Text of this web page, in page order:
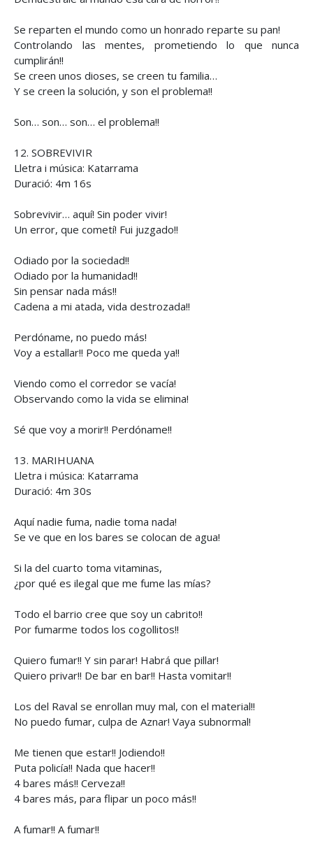
Se reparten el mundo como un honrado reparte su pan!
Controlando las mentes, prometiendo lo que nunca
cumplirán!!
Se creen unos dioses, se creen tu familia…
Y se creen la solución, y son el problema!!
Son… son… son… el problema!!
12. SOBREVIVIR
Lletra i música: Katarrama
Duració: 4m 16s
Sobrevivir… aquí! Sin poder vivir!
Un error, que cometí! Fui juzgado!!
Odiado por la sociedad!!
Odiado por la humanidad!!
Sin pensar nada más!!
Cadena a mi atada, vida destrozada!!
Perdóname, no puedo más!
Voy a estallar!! Poco me queda ya!!
Viendo como el corredor se vacía!
Observando como la vida se elimina!
Sé que voy a morir!! Perdóname!!
13. MARIHUANA
Lletra i música: Katarrama
Duració: 4m 30s
Aquí nadie fuma, nadie toma nada!
Se ve que en los bares se colocan de agua!
Si la del cuarto toma vitaminas,
¿por qué es ilegal que me fume las mías?
Todo el barrio cree que soy un cabrito!!
Por fumarme todos los cogollitos!!
Quiero fumar!! Y sin parar! Habrá que pillar!
Quiero privar!! De bar en bar!! Hasta vomitar!!
Los del Raval se enrollan muy mal, con el material!!
No puedo fumar, culpa de Aznar! Vaya subnormal!
Me tienen que estar!! Jodiendo!!
Puta policía!! Nada que hacer!!
4 bares más!! Cerveza!!
4 bares más, para flipar un poco más!!
A fumar!! A fumar!!